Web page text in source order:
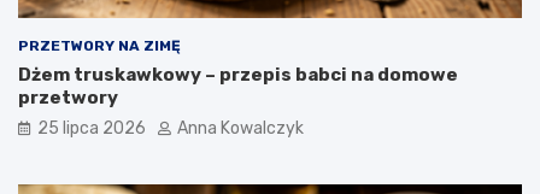
PRZETWORY NA ZIMĘ
Dżem truskawkowy – przepis babci na domowe
przetwory
25 lipca 2026 Anna Kowalczyk